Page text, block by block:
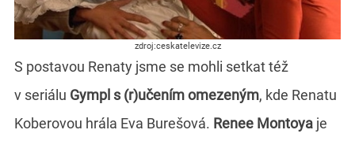
zdroj:ceskatelevize.cz
S postavou Renaty jsme se mohli setkat též
v seriálu Gympl s (r)učením omezeným, kde Renatu
Koberovou hrála Eva Burešová. Renee Montoya je